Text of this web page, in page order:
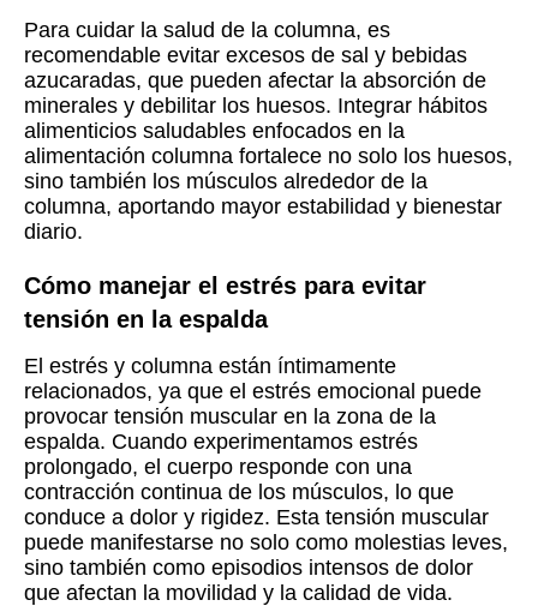
Para cuidar la salud de la columna, es
recomendable evitar excesos de sal y bebidas
azucaradas, que pueden afectar la absorción de
minerales y debilitar los huesos. Integrar hábitos
alimenticios saludables enfocados en la
alimentación columna fortalece no solo los huesos,
sino también los músculos alrededor de la
columna, aportando mayor estabilidad y bienestar
diario.
Cómo manejar el estrés para evitar
tensión en la espalda
El estrés y columna están íntimamente
relacionados, ya que el estrés emocional puede
provocar tensión muscular en la zona de la
espalda. Cuando experimentamos estrés
prolongado, el cuerpo responde con una
contracción continua de los músculos, lo que
conduce a dolor y rigidez. Esta tensión muscular
puede manifestarse no solo como molestias leves,
sino también como episodios intensos de dolor
que afectan la movilidad y la calidad de vida.